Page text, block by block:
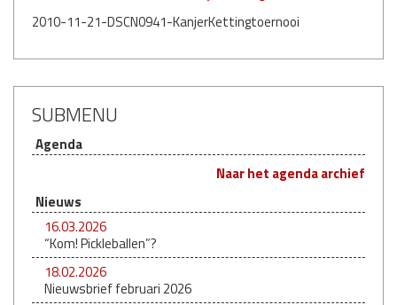
2010-11-21-DSCN0941-KanjerKettingtoernooi
SUBMENU
Agenda
Naar het agenda archief
Nieuws
16.03.2026
“Kom! Pickleballen”?
18.02.2026
Nieuwsbrief februari 2026